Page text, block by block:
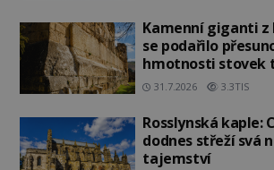
Kamenní giganti z
se podařilo
hmotnosti stovek
31.7.2026 3.3TIS
Rosslynská kaple:
dodnes střeží svá
tajemství